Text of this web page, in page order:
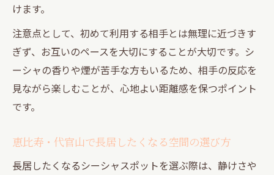
けます。
注意点として、初めて利用する相手とは無理に近づきす
ぎず、お互いのペースを大切にすることが大切です。シ
ーシャの香りや煙が苦手な方もいるため、相手の反応を
見ながら楽しむことが、心地よい距離感を保つポイント
です。
恵比寿・代官山で長居したくなる空間の選び方
長居したくなるシーシャスポットを選ぶ際は、静けさや